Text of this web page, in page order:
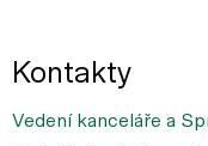
Kontakty
Vedení kanceláře a